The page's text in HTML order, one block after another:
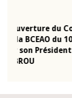
Allocution
Monétaire
prononcée
Claude Kassi